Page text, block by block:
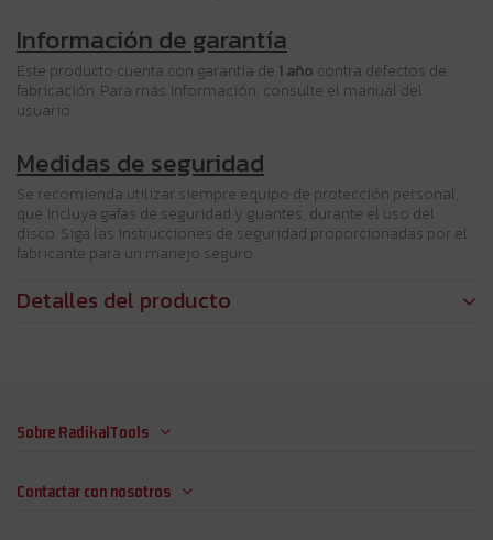
Información de garantía
Este producto cuenta con garantía de 1 año contra defectos de
fabricación. Para más información, consulte el manual del
usuario.
Medidas de seguridad
Se recomienda utilizar siempre equipo de protección personal,
que incluya gafas de seguridad y guantes, durante el uso del
disco. Siga las instrucciones de seguridad proporcionadas por el
fabricante para un manejo seguro.
Detalles del producto
Sobre RadikalTools
Contactar con nosotros